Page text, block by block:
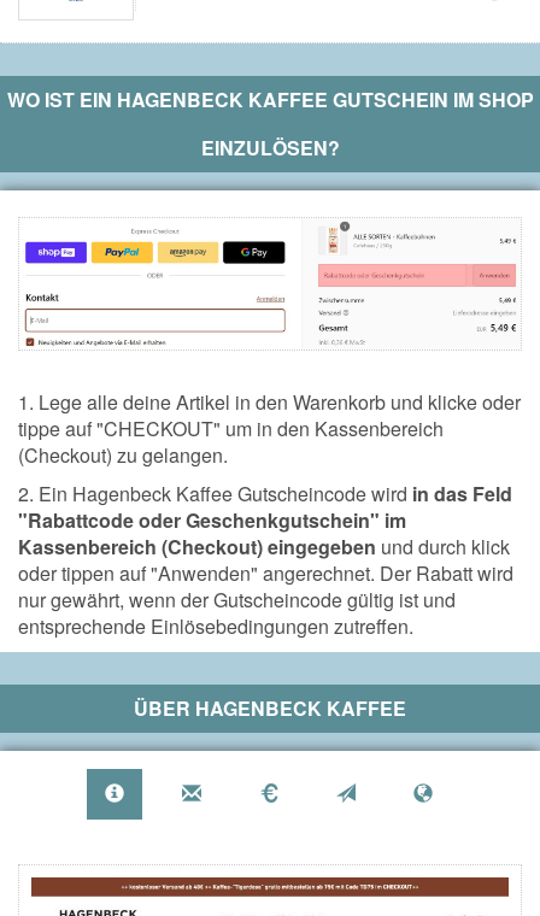
WO IST EIN HAGENBECK KAFFEE GUTSCHEIN IM SHOP
EINZULÖSEN?
1. Lege alle deine Artikel in den Warenkorb und klicke oder
tippe auf "CHECKOUT" um in den Kassenbereich
(Checkout) zu gelangen.
2. Ein Hagenbeck Kaffee Gutscheincode wird in das Feld
"Rabattcode oder Geschenkgutschein" im
Kassenbereich (Checkout) eingegeben und durch klick
oder tippen auf "Anwenden" angerechnet. Der Rabatt wird
nur gewährt, wenn der Gutscheincode gültig ist und
entsprechende Einlösebedingungen zutreffen.
ÜBER HAGENBECK KAFFEE